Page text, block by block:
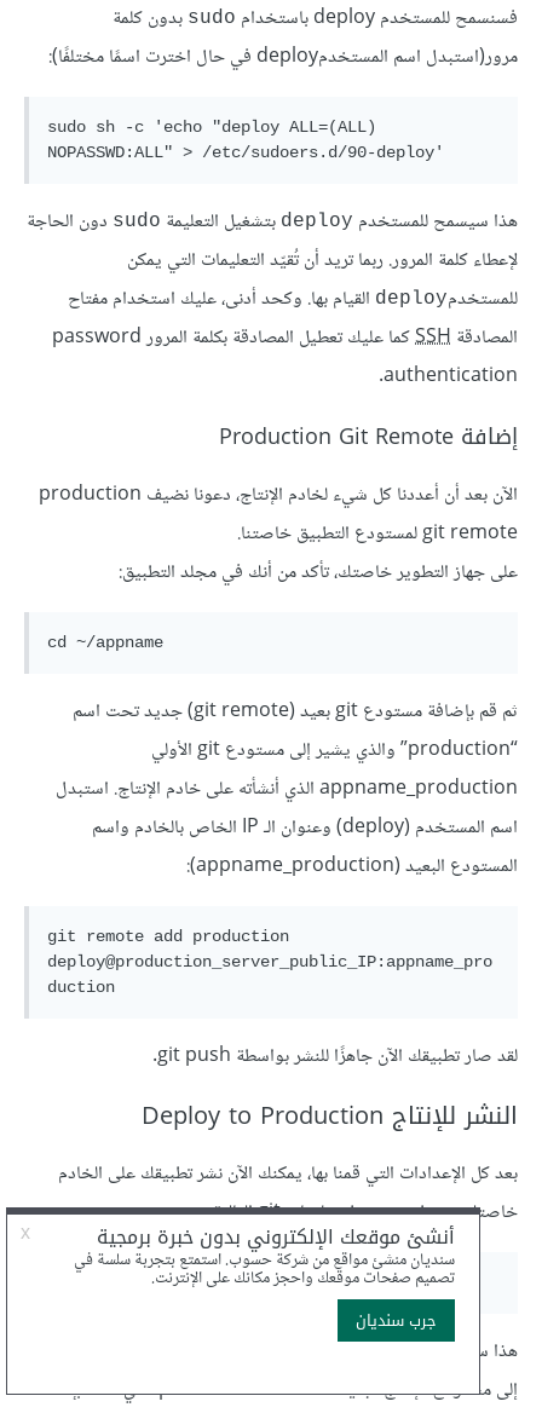
فسنسمح للمستخدم deploy باستخدام
sudo بدون كلمة
مرور(استبدل اسم المستخدمdeploy في حال اخترت اسمًا مختلفًا):
sudo sh -c 'echo "deploy ALL=(ALL)
هذا سيسمح للمستخدم deploy بتشغيل التعليمة sudo دون الحاجة
لإعطاء كلمة المرور. ربما تريد أن تُقيّد التعليمات التي يمكن
للمستخدمdeploy القيام بها. وكحد أدنى، عليك استخدام مفتاح
المصادقة SSH
كما عليك تعطيل المصادقة بكلمة المرور password
authentication.
إضافة Production Git Remote
الآن بعد أن أعددنا كل شيء لخادم الإنتاج، دعونا نضيف production
git remote لمستودع التطبيق خاصتنا.
على جهاز التطوير خاصتك، تأكد من أنك في مجلد التطبيق:
ثم قم بإضافة مستودع git بعيد (git remote) جديد تحت اسم
“production” والذي يشير إلى مستودع git الأولي
appname_production الذي أنشأته على خادم الإنتاج. استبدل
اسم المستخدم (deploy) وعنوان الـ IP الخاص بالخادم واسم
المستودع البعيد (appname_production):
git remote add production
deploy@production_server_public_IP:appname_pro
لقد صار تطبيقك الآن جاهزًا للنشر بواسطة git push.
النشر للإنتاج Deploy to Production
بعد كل الإعدادات التي قمنا بها، يمكنك الآن نشر تطبيقك على الخادم
خاصتك عن طريق تشغيل تعليمات git التالية:
إلى مستودع الإنتاج البعيد production remote الذي قمت بإنشائه